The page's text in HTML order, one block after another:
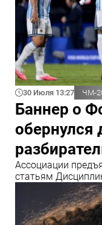
30 Июля 13:27 ЧМ-
Баннер о
обернулся
Ассоциации
статьям